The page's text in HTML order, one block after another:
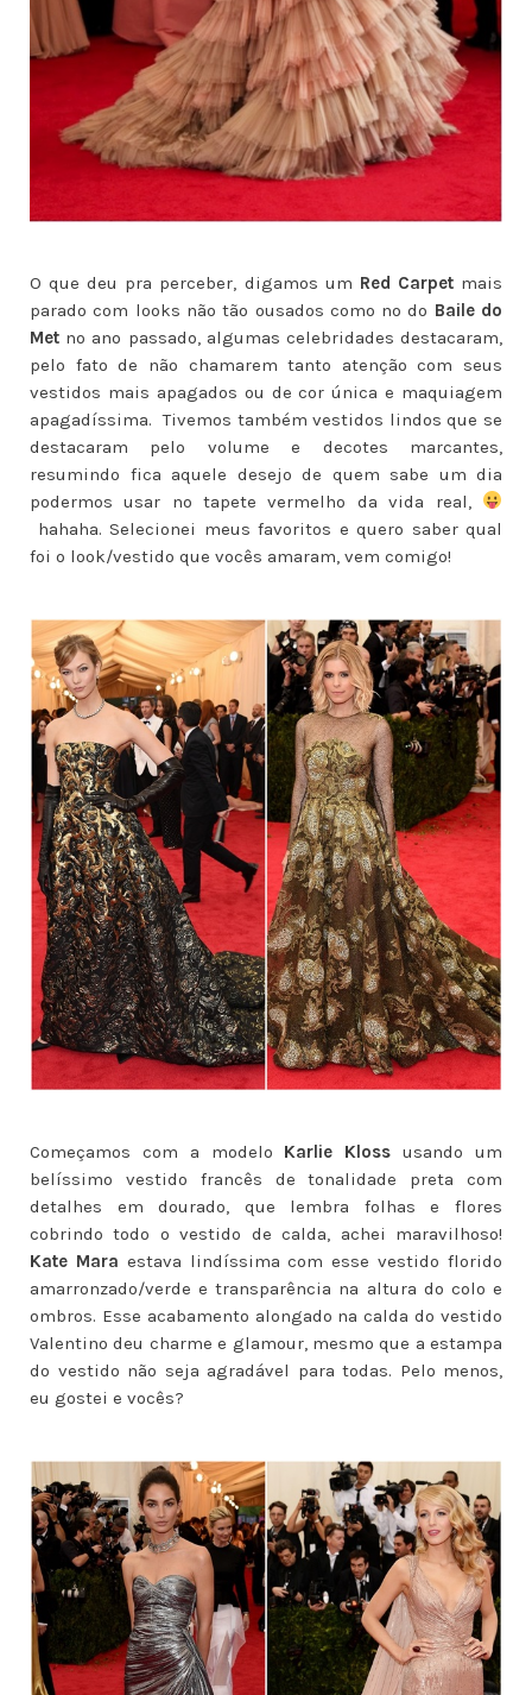
O que deu pra perceber, digamos um Red Carpetmais
parado com looks não tão ousados como no do Baile do
Met no ano passado, algumas celebridades destacaram,
pelo fato de não chamarem tanto atenção com seus
vestidos mais apagados ou de cor única e maquiagem
apagadíssima. Tivemos também vestidos lindos que se
destacaram pelo volume e decotes marcantes,
resumindo fica aquele desejo de quem sabe um dia
podermos usar no tapete vermelho da vida real,
hahaha. Selecionei meus favoritos e quero saber qual
foi o look/vestido que vocês amaram, vem comigo!
Começamos com a modelo Karlie Kloss usando um
belíssimo vestido francês de tonalidade preta com
detalhes em dourado, que lembra folhas e flores
cobrindo todo o vestido de calda, achei maravilhoso!
Kate Mara estava lindíssima com esse vestido florido
amarronzado/verde e transparência na altura do colo e
ombros. Esse acabamento alongado na calda do vestido
Valentino deu charme e glamour, mesmo que a estampa
do vestido não seja agradável para todas. Pelo menos,
eu gostei e vocês?